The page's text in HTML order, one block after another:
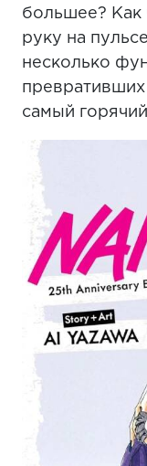
большее? Как
руку на
несколько
самый